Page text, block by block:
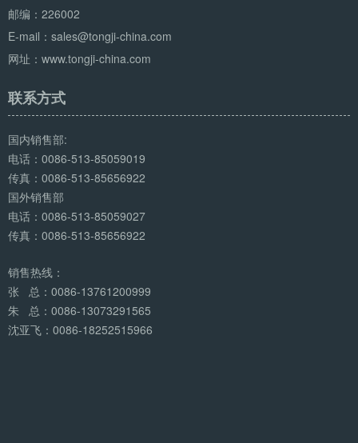
邮编：226002
E-mail：sales@tongji-china.com
网址：www.tongji-china.com
联系方式
国内销售部:
电话：0086-513-85059019
传真：0086-513-85656922
国外销售部
电话：0086-513-85059027
传真：0086-513-85656922
销售热线：
张 总：0086-13761200999
朱 总：0086-13073291565
沈亚飞：0086-18252515966